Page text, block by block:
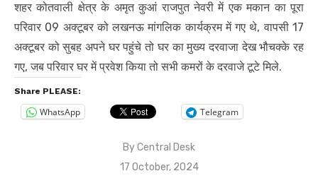
शहर कोतवाली क्षेत्र के अमृत कुआं राजपुत नेवरी में एक मकान का पूरा
परिवार 09 अक्टूबर को लखनऊ मांगलिक कार्यक्रम में गए थे, वापसी 17
अक्टूबर को सुबह अपने घर पहुंचे तो घर का मुख्य दरवाजा देख भौचक्के रह
गए, जब परिवार घर में प्रवेश किया तो सभी कमरों के दरवाजे टूटे मिले.
Share PLEASE:
WhatsApp Telegram
ByCentral Desk
Posted
17 October, 2024